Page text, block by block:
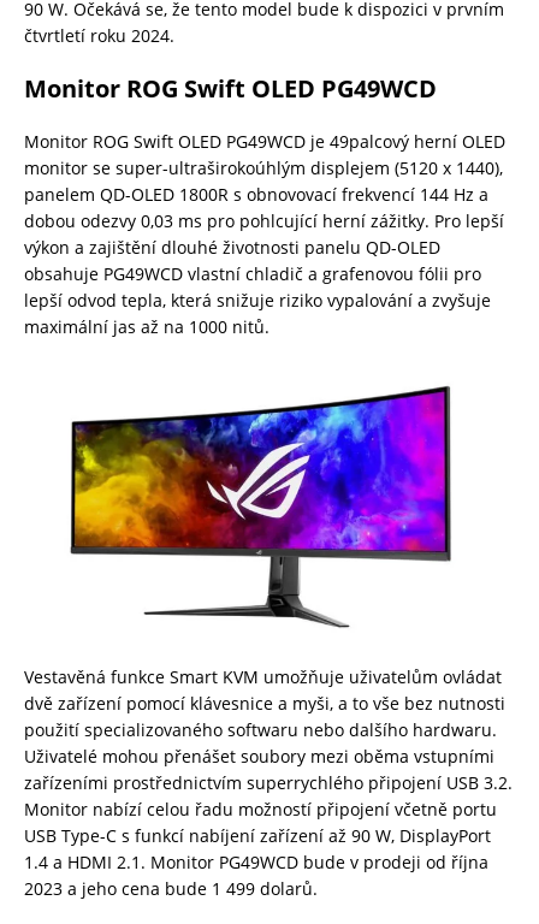
90 W. Očekává se, že tento model bude k dispozici v prvním
čtvrtletí roku 2024.
Monitor ROG Swift OLED PG49WCD
Monitor ROG Swift OLED PG49WCD je 49palcový herní OLED
monitor se super-ultraširokoúhlým displejem (5120 x 1440),
panelem QD-OLED 1800R s obnovovací frekvencí 144 Hz a
dobou odezvy 0,03 ms pro pohlcující herní zážitky. Pro lepší
výkon a zajištění dlouhé životnosti panelu QD-OLED
obsahuje PG49WCD vlastní chladič a grafenovou fólii pro
lepší odvod tepla, která snižuje riziko vypalování a zvyšuje
maximální jas až na 1000 nitů.
Vestavěná funkce Smart KVM umožňuje uživatelům ovládat
dvě zařízení pomocí klávesnice a myši, a to vše bez nutnosti
použití specializovaného softwaru nebo dalšího hardwaru.
Uživatelé mohou přenášet soubory mezi oběma vstupními
zařízeními prostřednictvím superrychlého připojení USB 3.2.
Monitor nabízí celou řadu možností připojení včetně portu
USB Type-C s funkcí nabíjení zařízení až 90 W, DisplayPort
1.4 a HDMI 2.1. Monitor PG49WCD bude v prodeji od října
2023 a jeho cena bude 1 499 dolarů.